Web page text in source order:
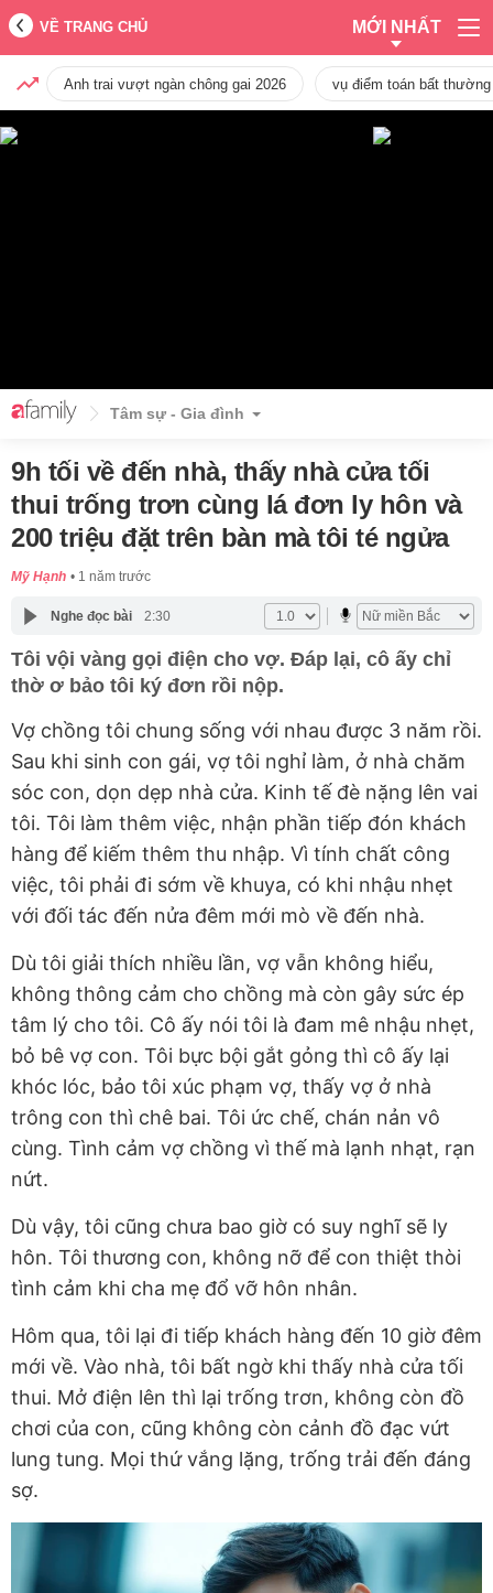
VỀ TRANG CHỦ MỚI NHẤT
Anh trai vượt ngàn chông gai 2026 vụ điểm toán bất
Tâm sự - Gia đình
9h tối về đến nhà, thấy nhà cửa tối
thui trống trơn cùng lá đơn ly hôn và
200 triệu đặt trên bàn mà tôi té ngửa
Mỹ Hạnh 1 năm trước
Nghe đọc bài 2:30
Tôi vội vàng gọi điện cho vợ. Đáp lại, cô ấy chỉ
thờ ơ bảo tôi ký đơn rồi nộp.
Vợ chồng tôi chung sống với nhau được 3 năm rồi.
Sau khi sinh con gái, vợ tôi nghỉ làm, ở nhà chăm
sóc con, dọn dẹp nhà cửa. Kinh tế đè nặng lên vai
tôi. Tôi làm thêm việc, nhận phần tiếp đón khách
hàng để kiếm thêm thu nhập. Vì tính chất công
việc, tôi phải đi sớm về khuya, có khi nhậu nhẹt
với đối tác đến nửa đêm mới mò về đến nhà.
Dù tôi giải thích nhiều lần, vợ vẫn không hiểu,
không thông cảm cho chồng mà còn gây sức ép
tâm lý cho tôi. Cô ấy nói tôi là đam mê nhậu nhẹt,
bỏ bê vợ con. Tôi bực bội gắt gỏng thì cô ấy lại
khóc lóc, bảo tôi xúc phạm vợ, thấy vợ ở nhà
trông con thì chê bai. Tôi ức chế, chán nản vô
cùng. Tình cảm vợ chồng vì thế mà lạnh nhạt, rạn
nứt.
Dù vậy, tôi cũng chưa bao giờ có suy nghĩ sẽ ly
hôn. Tôi thương con, không nỡ để con thiệt thòi
tình cảm khi cha mẹ đổ vỡ hôn nhân.
Hôm qua, tôi lại đi tiếp khách hàng đến 10 giờ đêm
mới về. Vào nhà, tôi bất ngờ khi thấy nhà cửa tối
thui. Mở điện lên thì lại trống trơn, không còn đồ
chơi của con, cũng không còn cảnh đồ đạc vứt
lung tung. Mọi thứ vắng lặng, trống trải đến đáng
sợ.